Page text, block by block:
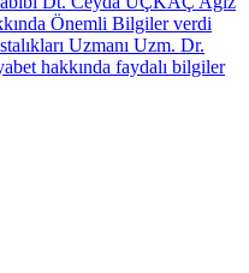
Önemli Bilgiler verdi
Uzmanı Uzm. Dr.
hakkında faydalı bilgiler